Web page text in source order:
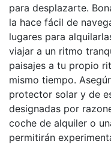
para desplazarte.
la hace fácil de
lugares para
viajar a un ritmo
paisajes a tu propio
mismo tiempo.
protector solar y de
designadas por
coche de alquiler o
permitirán